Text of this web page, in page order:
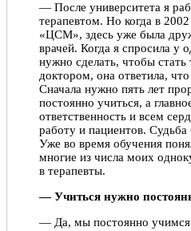
— После университета я
терапевтом. Но когда в
«ЦСМ», здесь уже была
врачей. Когда я спросила у
нужно сделать, чтобы
доктором, она ответила,
Сначала нужно пять лет
постоянно учиться, а
ответственность и всем
работу и пациентов.
Уже во время обучения
многие из числа моих
в терапевты.
— Учиться нужно
— Да, мы постоянно